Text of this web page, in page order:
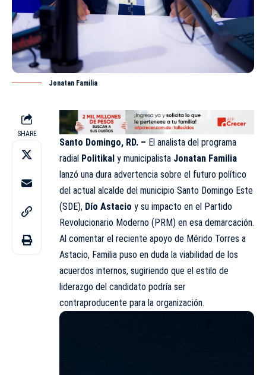
Jonatan Familia
SHARE
Santo Domingo, RD. – El analista del programa
radial Politikal y municipalista Jonatan Familia
lanzó una dura advertencia sobre el futuro político
del actual alcalde del municipio Santo Domingo Este
(SDE), Dío Astacio y su impacto en el Partido
Revolucionario Moderno (PRM) en esa demarcación.
Al comentar el reciente apoyo de Mérido Torres a
Astacio, Familia puso en duda la viabilidad de los
acuerdos internos, sugiriendo que el estilo de
liderazgo del candidato podría ser
contraproducente para la organización.